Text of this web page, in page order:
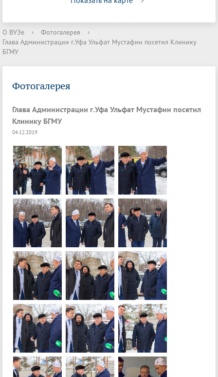
О ВУЗе › Фотогалерея
›
Глава Администрации г.Уфа Ульфат Мустафин посетил Клинику
БГМУ
Фотогалерея
Глава Администрации г.Уфа Ульфат Мустафин посетил
Клинику БГМУ
04.12.2019